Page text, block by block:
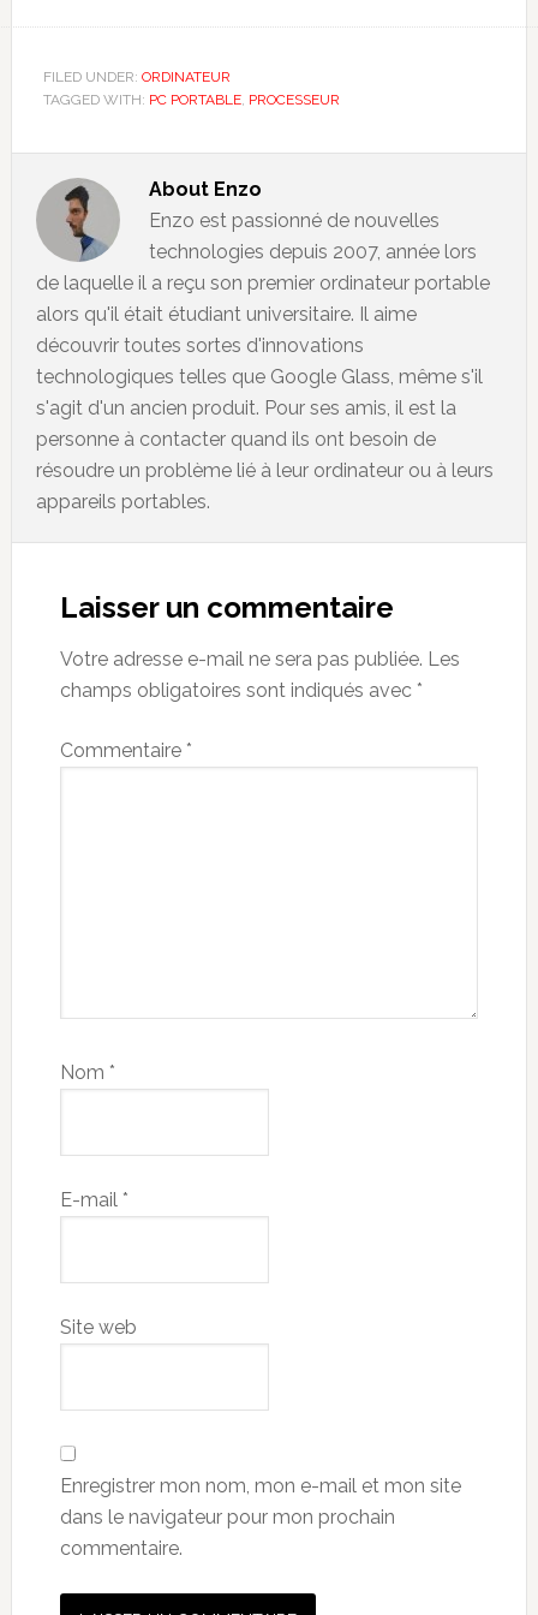
FILED UNDER: ORDINATEUR
TAGGED WITH: PC PORTABLE, PROCESSEUR
About Enzo
Enzo est passionné de nouvelles
technologies depuis 2007, année lors
de laquelle il a reçu son premier ordinateur portable
alors qu'il était étudiant universitaire. Il aime
découvrir toutes sortes d'innovations
technologiques telles que Google Glass, même s'il
s'agit d'un ancien produit. Pour ses amis, il est la
personne à contacter quand ils ont besoin de
résoudre un problème lié à leur ordinateur ou à leurs
appareils portables.
Interactions
Laisser un commentaire
Votre adresse e-mail ne sera pas publiée. Les
champs obligatoires sont indiqués avec *
Commentaire *
Nom *
E-mail *
Site web
Enregistrer mon nom, mon e-mail et mon site
dans le navigateur pour mon prochain
commentaire.